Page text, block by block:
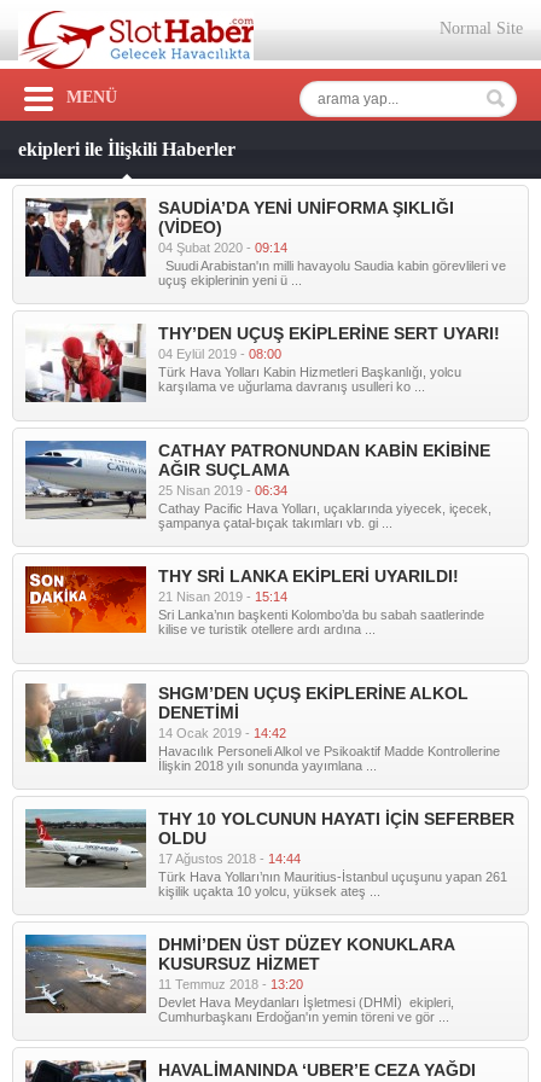
Normal Site
MENÜ
ekipleri ile İlişkili Haberler
SAUDİA’DA YENİ UNİFORMA ŞIKLIĞI
(VİDEO)
04 Şubat 2020 - 09:14
Suudi Arabistan'ın milli havayolu Saudia kabin görevlileri ve
uçuş ekiplerinin yeni ü ...
THY’DEN UÇUŞ EKİPLERİNE SERT UYARI!
04 Eylül 2019 - 08:00
Türk Hava Yolları Kabin Hizmetleri Başkanlığı, yolcu
karşılama ve uğurlama davranış usulleri ko ...
CATHAY PATRONUNDAN KABİN EKİBİNE
AĞIR SUÇLAMA
25 Nisan 2019 - 06:34
Cathay Pacific Hava Yolları, uçaklarında yiyecek, içecek,
şampanya çatal-bıçak takımları vb. gi ...
THY SRİ LANKA EKİPLERİ UYARILDI!
21 Nisan 2019 - 15:14
Sri Lanka’nın başkenti Kolombo’da bu sabah saatlerinde
kilise ve turistik otellere ardı ardına ...
SHGM’DEN UÇUŞ EKİPLERİNE ALKOL
DENETİMİ
14 Ocak 2019 - 14:42
Havacılık Personeli Alkol ve Psikoaktif Madde Kontrollerine
İlişkin 2018 yılı sonunda yayımlana ...
THY 10 YOLCUNUN HAYATI İÇİN SEFERBER
OLDU
17 Ağustos 2018 - 14:44
Türk Hava Yolları’nın Mauritius-İstanbul uçuşunu yapan 261
kişilik uçakta 10 yolcu, yüksek ateş ...
DHMİ’DEN ÜST DÜZEY KONUKLARA
KUSURSUZ HİZMET
11 Temmuz 2018 - 13:20
Devlet Hava Meydanları İşletmesi (DHMİ) ekipleri,
Cumhurbaşkanı Erdoğan'ın yemin töreni ve gör ...
HAVALİMANINDA ‘UBER’E CEZA YAĞDI